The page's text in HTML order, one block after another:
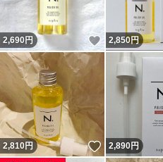
2,690円 いいね！
2,850円
2,810円 いいね！
2,890円